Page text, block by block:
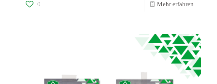
0 Mehr erfahren
SPIELE
AM
⚽️